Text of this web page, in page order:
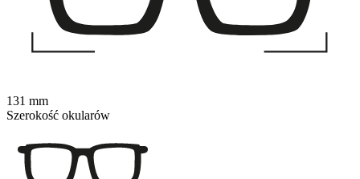
131 mm
Szerokość okularów